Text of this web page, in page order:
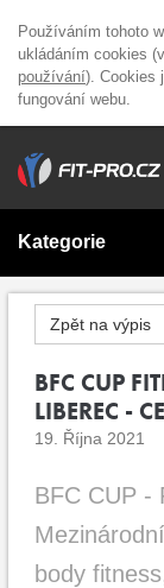
Používáním tohoto
ukládáním cookies
používání). Cookies
fungování webu.
GDPR
O nás
Magazín
Přihlášení
Kategorie
AKCE
Doplňky stravy
OUTLET
Značky
Zpět na výpis
BFC CUP
LIBEREC -
19. Října 2021
BFC CUP -
body